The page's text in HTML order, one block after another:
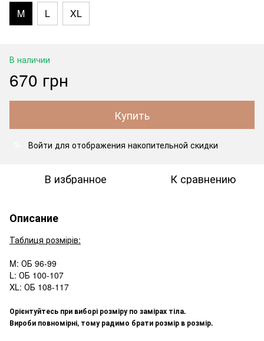
M L XL
В наличии
670 грн
Купить
Войти для отображения накопительной скидки
В избранное К сравнению
Описание
Таблиця розмірів:
M: ОБ 96-99
L: ОБ 100-107
XL: ОБ 108-117
Орієнтуйтесь при виборі розміру по замірах тіла.
Вироби повномірні, тому радимо брати розмір в розмір.